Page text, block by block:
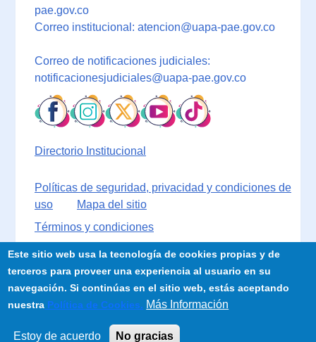
pae.gov.co
Correo institucional: atencion@uapa-pae.gov.co
Correo de notificaciones judiciales:
notificacionesjudiciales@uapa-pae.gov.co
Directorio Institucional
Políticas de seguridad, privacidad y condiciones de
uso
Mapa del sitio
Términos y condiciones
Este sitio web usa la tecnología de cookies propias y de
terceros para proveer una experiencia al usuario en su
navegación. Si continúas en el sitio web, estás aceptando
nuestra Política de Cookies. Más Información
Estoy de acuerdo No gracias